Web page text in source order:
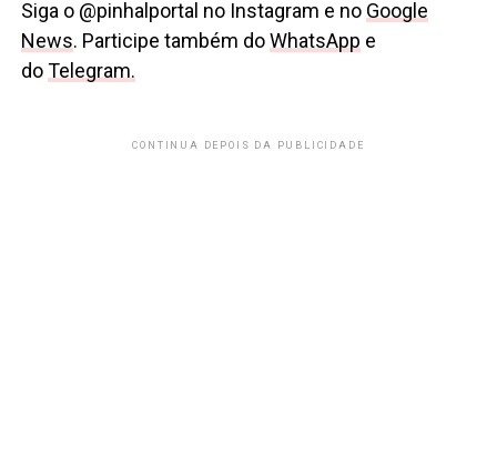
Siga o @pinhalportal no Instagram e no Google
News. Participe também doWhatsApp e
doTelegram.
CONTINUA DEPOIS DA PUBLICIDADE